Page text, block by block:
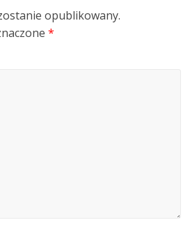
opublikowany.
*